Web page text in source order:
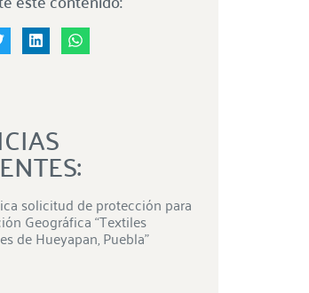
solicitud de protección para
Geográfica “Textiles
de Hueyapan, Puebla”